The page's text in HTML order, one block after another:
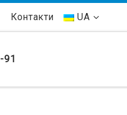
Контакти UA
91